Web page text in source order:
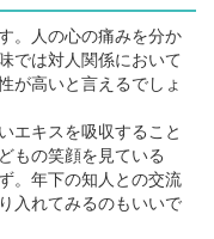
。人の心の痛みを分か
では対人関係において
が高いと言えるでしょ
エキスを吸収すること
もの笑顔を見ている
。年下の知人との交流
入れてみるのもいいで